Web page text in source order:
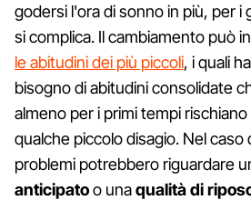
godersi l'ora di sonno in più, per i
si complica. Il cambiamento può
le abitudini dei più piccoli, i quali
bisogno di abitudini consolidate
almeno per i primi tempi
qualche piccolo disagio. Nel caso
problemi potrebbero riguardare
anticipatoo unaqualità di